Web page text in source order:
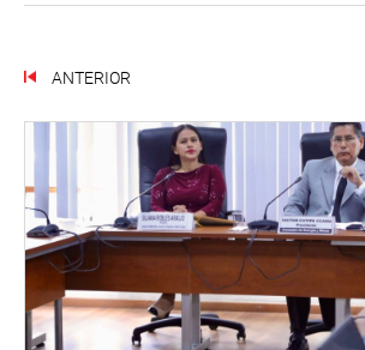
ANTERIOR